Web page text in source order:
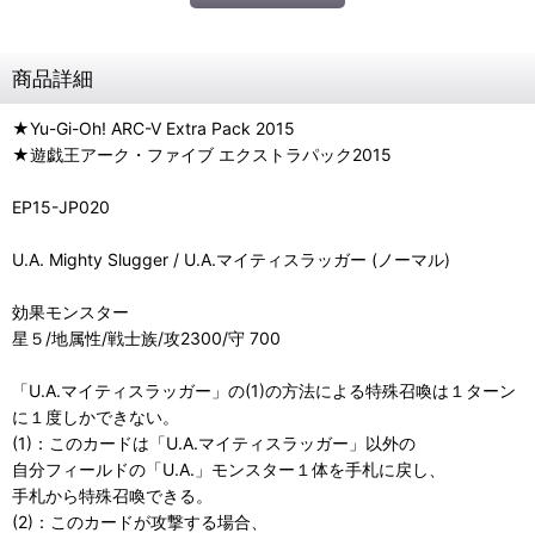
商品詳細
★Yu-Gi-Oh! ARC-V Extra Pack 2015
★遊戯王アーク・ファイブ エクストラパック2015
EP15-JP020
U.A. Mighty Slugger / U.A.マイティスラッガー (ノーマル)
効果モンスター
星５/地属性/戦士族/攻2300/守 700
「U.A.マイティスラッガー」の(1)の方法による特殊召喚は１ターン
に１度しかできない。
(1)：このカードは「U.A.マイティスラッガー」以外の
自分フィールドの「U.A.」モンスター１体を手札に戻し、
手札から特殊召喚できる。
(2)：このカードが攻撃する場合、